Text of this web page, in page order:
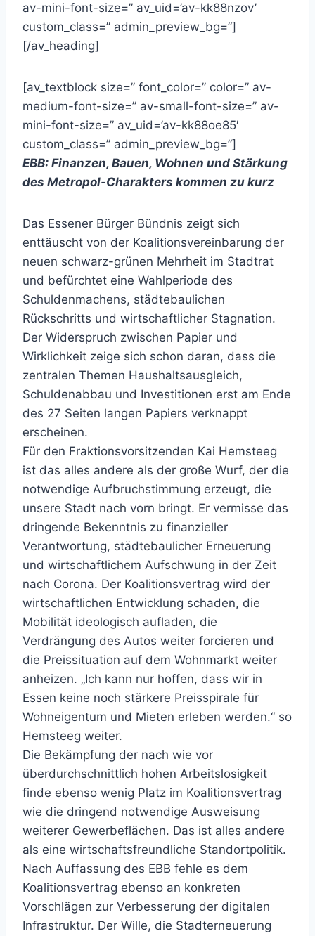
av-mini-font-size=” av_uid=’av-kk88nzov’
custom_class=” admin_preview_bg=”]
[/av_heading]
[av_textblock size=” font_color=” color=” av-
medium-font-size=” av-small-font-size=” av-
mini-font-size=” av_uid=’av-kk88oe85′
custom_class=” admin_preview_bg=”]
EBB: Finanzen, Bauen, Wohnen und Stärkung
des Metropol-Charakters kommen zu kurz
Das Essener Bürger Bündnis zeigt sich
enttäuscht von der Koalitionsvereinbarung der
neuen schwarz-grünen Mehrheit im Stadtrat
und befürchtet eine Wahlperiode des
Schuldenmachens, städtebaulichen
Rückschritts und wirtschaftlicher Stagnation.
Der Widerspruch zwischen Papier und
Wirklichkeit zeige sich schon daran, dass die
zentralen Themen Haushaltsausgleich,
Schuldenabbau und Investitionen erst am Ende
des 27 Seiten langen Papiers verknappt
erscheinen.
Für den Fraktionsvorsitzenden Kai Hemsteeg
ist das alles andere als der große Wurf, der die
notwendige Aufbruchstimmung erzeugt, die
unsere Stadt nach vorn bringt. Er vermisse das
dringende Bekenntnis zu finanzieller
Verantwortung, städtebaulicher Erneuerung
und wirtschaftlichem Aufschwung in der Zeit
nach Corona. Der Koalitionsvertrag wird der
wirtschaftlichen Entwicklung schaden, die
Mobilität ideologisch aufladen, die
Verdrängung des Autos weiter forcieren und
die Preissituation auf dem Wohnmarkt weiter
anheizen. „Ich kann nur hoffen, dass wir in
Essen keine noch stärkere Preisspirale für
Wohneigentum und Mieten erleben werden.“ so
Hemsteeg weiter.
Die Bekämpfung der nach wie vor
überdurchschnittlich hohen Arbeitslosigkeit
finde ebenso wenig Platz im Koalitionsvertrag
wie die dringend notwendige Ausweisung
weiterer Gewerbeflächen. Das ist alles andere
als eine wirtschaftsfreundliche Standortpolitik.
Nach Auffassung des EBB fehle es dem
Koalitionsvertrag ebenso an konkreten
Vorschlägen zur Verbesserung der digitalen
Infrastruktur. Der Wille, die Stadterneuerung